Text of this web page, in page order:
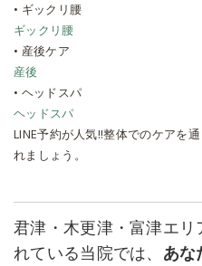
• ギックリ腰
ギックリ腰
• 産後ケア
産後
• ヘッドスパ
ヘッドスパ
LINE予約が人気!!整体でのケアを
れましょう。
君津・木更津・富津エ
れている当院では、 あな